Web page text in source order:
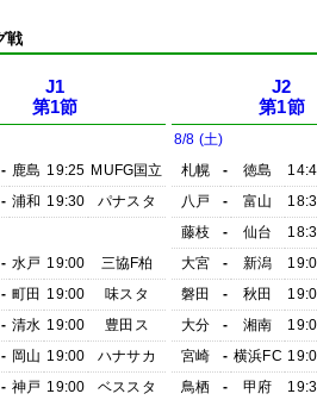
戦
J1
第1節
- 鹿島 19:25 MUFG国立
- 浦和 19:30
パナスタ
- 水戸 19:00
三協F柏
- 町田 19:00
味スタ
- 清水 19:00
豊田ス
- 岡山 19:00
ハナサカ
- 神戸 19:00
ベススタ
J2
第1節
8/8 (土)
札幌
- 徳島
八戸
- 富山
藤枝
- 仙台
大宮
- 新潟
磐田
- 秋田
大分
- 湘南
宮崎
- 横浜FC
鳥栖
- 甲府